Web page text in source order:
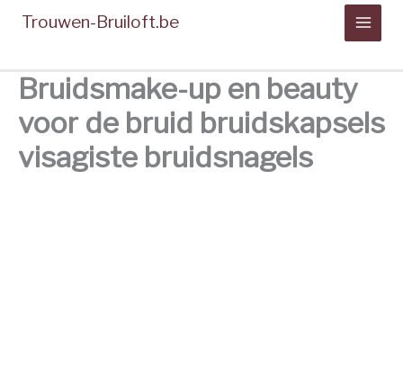
inhoud
Trouwen-Bruiloft.be
Bruidsmake-up en beauty
voor de bruid bruidskapsels
visagiste bruidsnagels